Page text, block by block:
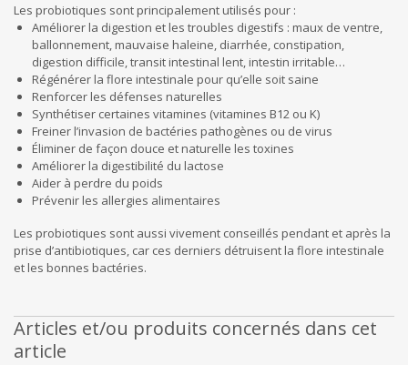
Les probiotiques sont principalement utilisés pour :
Améliorer la digestion et les troubles digestifs : maux de ventre,
ballonnement, mauvaise haleine, diarrhée, constipation,
digestion difficile, transit intestinal lent, intestin irritable…
Régénérer la flore intestinale pour qu’elle soit saine
Renforcer les défenses naturelles
Synthétiser certaines vitamines (vitamines B12 ou K)
Freiner l’invasion de bactéries pathogènes ou de virus
Éliminer de façon douce et naturelle les toxines
Améliorer la digestibilité du lactose
Aider à perdre du poids
Prévenir les allergies alimentaires
Les probiotiques sont aussi vivement conseillés pendant et après la
prise d’antibiotiques, car ces derniers détruisent la flore intestinale
et les bonnes bactéries.
Articles et/ou produits concernés dans cet
article